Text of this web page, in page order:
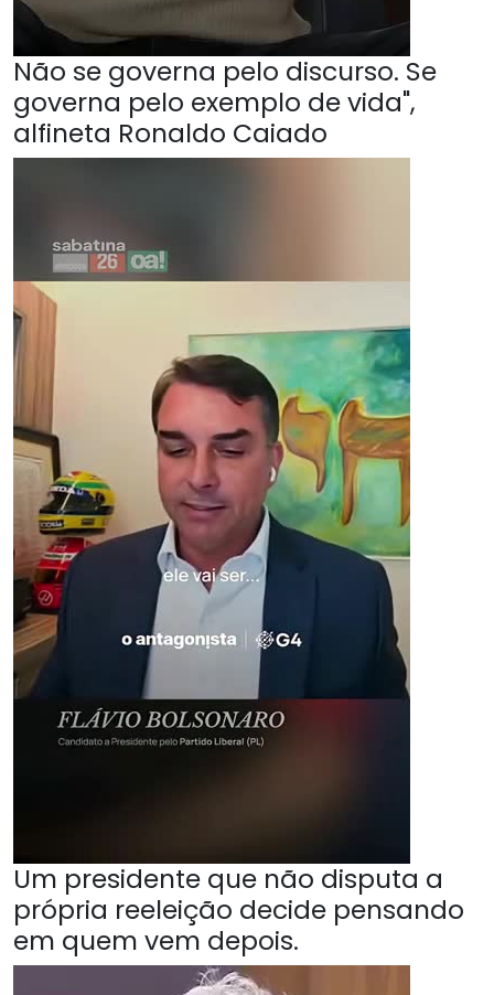
Não se governa pelo discurso. Se
governa pelo exemplo de vida",
alfineta Ronaldo Caiado
Um presidente que não disputa a
própria reeleição decide pensando
em quem vem depois.